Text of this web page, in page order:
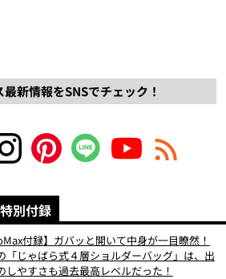
新情報をSNSでチェック！
別付録
付録】ガバッと開いて中身が一目瞭然！
「じゃばら式４層ショルダーバッグ」は、出
しやすさも過去最高レベルだった！